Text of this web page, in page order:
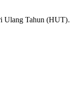
Ulang Tahun